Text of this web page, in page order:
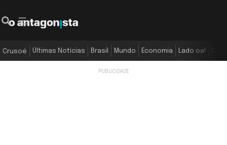
Crusoé Últimas Notícias Brasil Mundo Economia Lado oa!